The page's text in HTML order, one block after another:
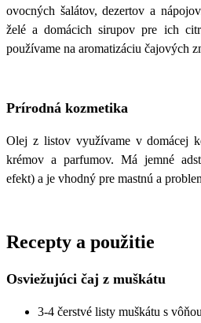
ovocných šalátov, dezertov a
želé a domácich sirupov pre ich
používame na aromatizáciu čajových
Prírodná kozmetika
Olej z listov využívame v domácej
krémov a parfumov. Má jemné
efekt) a je vhodný pre mastnú a
Recepty a použitie
Osviežujúci čaj z muškátu
3-4 čerstvé listy muškátu s